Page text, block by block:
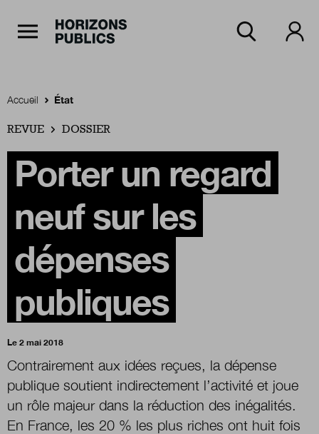
Accueil
Rubriques
Thèmes
Numéros
Boutique
Qui sommes-nous ?
Accueil État
REVUE DOSSIER
Porter un regard
neuf sur les
dépenses
publiques
Le 2 mai 2018
Contrairement aux idées reçues, la dépense
publique soutient indirectement l’activité et joue
un rôle majeur dans la réduction des inégalités.
En France, les 20 % les plus riches ont huit fois